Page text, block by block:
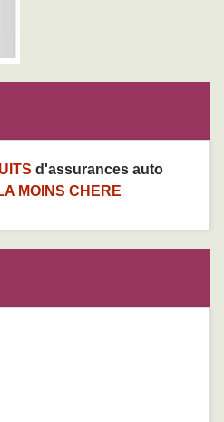
d'assurances auto
MOINS CHERE